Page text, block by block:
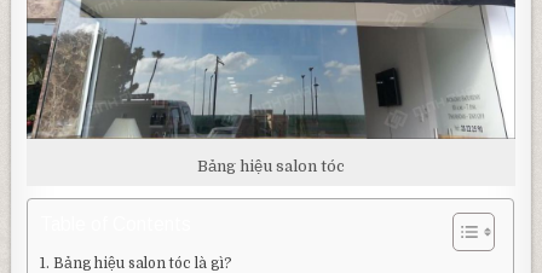
Bảng hiệu salon tóc
Bảng hiệu salon tóc là gì?